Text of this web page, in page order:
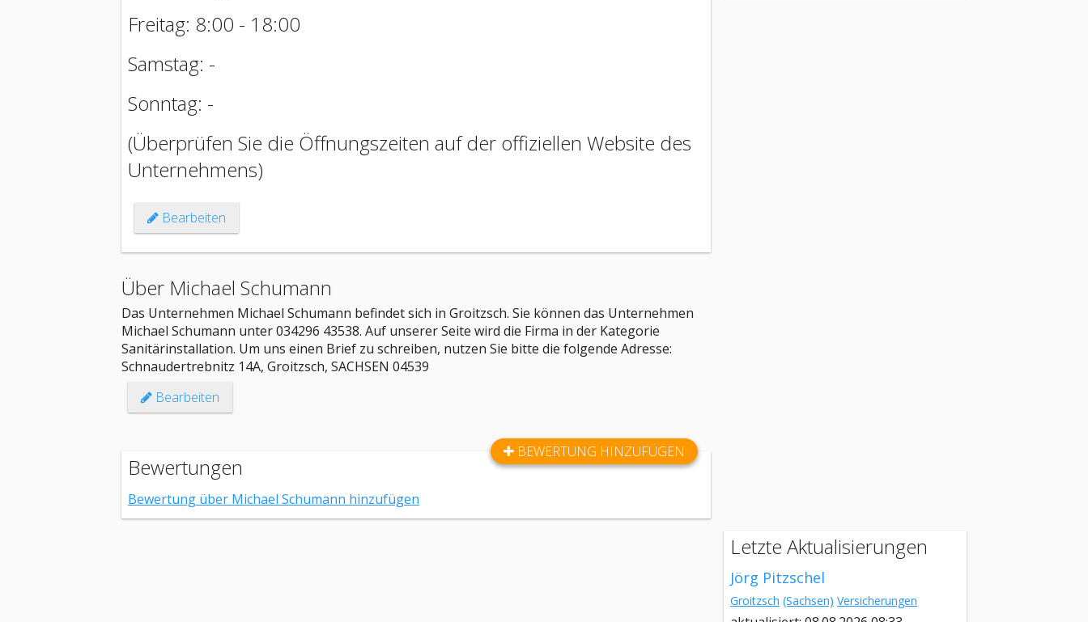
Freitag: 8:00 - 18:00
Samstag: -
Sonntag: -
(Überprüfen Sie die Öffnungszeiten auf der offiziellen Website des
Unternehmens)
Bearbeiten
Über Michael Schumann
Das Unternehmen Michael Schumann befindet sich in Groitzsch. Sie können das Unternehmen
Michael Schumann unter 034296 43538. Auf unserer Seite wird die Firma in der Kategorie
Sanitärinstallation. Um uns einen Brief zu schreiben, nutzen Sie bitte die folgende Adresse:
Schnaudertrebnitz 14A, Groitzsch, SACHSEN 04539
Bearbeiten
BEWERTUNG HINZUFÜGEN
Bewertungen
Bewertung über Michael Schumann hinzufügen
Letzte Aktualisierungen
Jörg Pitzschel
Groitzsch (Sachsen) Versicherungen